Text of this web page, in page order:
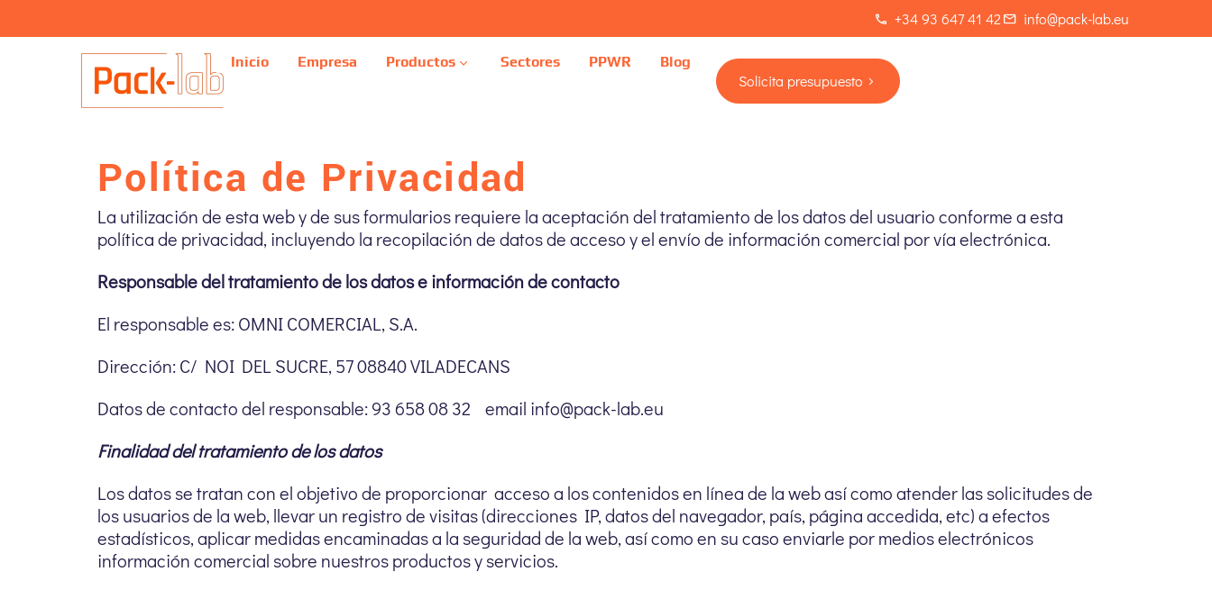
+34 93 647 41 42 info@pack-lab.eu
Inicio Empresa Productos Sectores PPWR Blog
Solicita presupuesto
Política de Privacidad
La utilización de esta web y de sus formularios requiere la aceptación del tratamiento de los datos del usuario conforme a esta
política de privacidad, incluyendo la recopilación de datos de acceso y el envío de información comercial por vía electrónica.
Responsable del tratamiento de los datos e información de contacto
El responsable es: OMNI COMERCIAL, S.A.
Dirección: C/ NOI DEL SUCRE, 57 08840 VILADECANS
Datos de contacto del responsable: 93 658 08 32 email info@pack-lab.eu
Finalidad del tratamiento de los datos
Los datos se tratan con el objetivo de proporcionar acceso a los contenidos en línea de la web así como atender las solicitudes de
los usuarios de la web, llevar un registro de visitas (direcciones IP, datos del navegador, país, página accedida, etc) a efectos
estadísticos, aplicar medidas encaminadas a la seguridad de la web, así como en su caso enviarle por medios electrónicos
información comercial sobre nuestros productos y servicios.